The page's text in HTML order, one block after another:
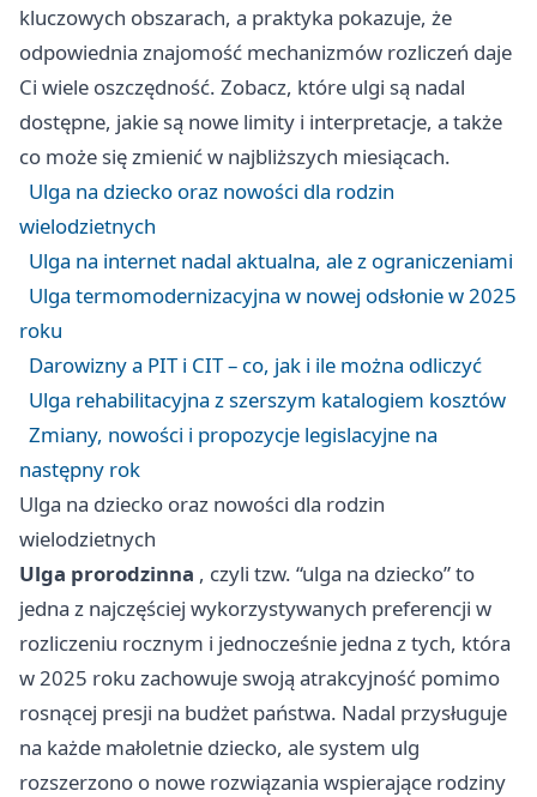
kluczowych obszarach, a praktyka pokazuje, że
odpowiednia znajomość mechanizmów rozliczeń daje
Ci wiele oszczędność. Zobacz, które ulgi są nadal
dostępne, jakie są nowe limity i interpretacje, a także
co może się zmienić w najbliższych miesiącach.
Ulga na dziecko oraz nowości dla rodzin
wielodzietnych
Ulga na internet nadal aktualna, ale z ograniczeniami
Ulga termomodernizacyjna w nowej odsłonie w 2025
roku
Darowizny a PIT i CIT – co, jak i ile można odliczyć
Ulga rehabilitacyjna z szerszym katalogiem kosztów
Zmiany, nowości i propozycje legislacyjne na
następny rok
Ulga na dziecko oraz nowości dla rodzin
wielodzietnych
Ulga prorodzinna , czyli tzw. “ulga na dziecko” to
jedna z najczęściej wykorzystywanych preferencji w
rozliczeniu rocznym i jednocześnie jedna z tych, która
w 2025 roku zachowuje swoją atrakcyjność pomimo
rosnącej presji na budżet państwa. Nadal przysługuje
na każde małoletnie dziecko, ale system ulg
rozszerzono o nowe rozwiązania wspierające rodziny